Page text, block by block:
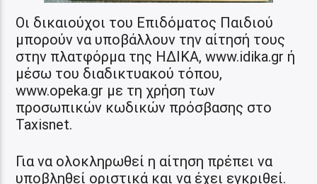
Οι δικαιούχοι του Επιδόματος Παιδιού
μπορούν να υποβάλλουν την αίτησή τους
στην πλατφόρμα της ΗΔΙΚΑ, www.idika.gr ή
μέσω του διαδικτυακού τόπου,
www.opeka.gr με τη χρήση των
προσωπικών κωδικών πρόσβασης στο
Taxisnet.
Για να ολοκληρωθεί η αίτηση πρέπει να
υποβληθεί οριστικά και να έχει εγκριθεί.